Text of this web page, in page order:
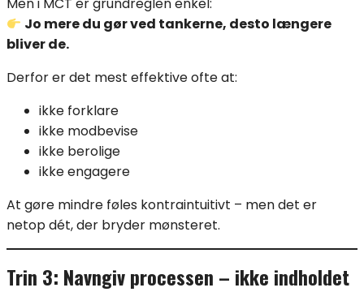
Men i MCT er grundreglen enkel:
Jo mere du gør ved tankerne, desto længere
bliver de.
Derfor er det mest effektive ofte at:
ikke forklare
ikke modbevise
ikke berolige
ikke engagere
At gøre mindre føles kontraintuitivt – men det er
netop dét, der bryder mønsteret.
Trin 3: Navngiv processen – ikke indholdet